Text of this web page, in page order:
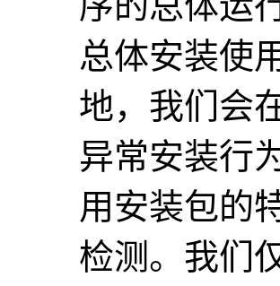
总体安装使
地，我们会
异常安装行
用安装包的
检测。我们